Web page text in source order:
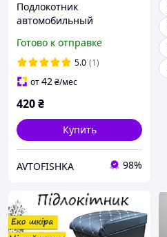
Подлокотник
автомобильный
черно-серый с логотипом
(изогнутый)
Готово к отправке
5.0 (1)
от42₴/мес
420₴
Купить
AVTOFISHKA 98%